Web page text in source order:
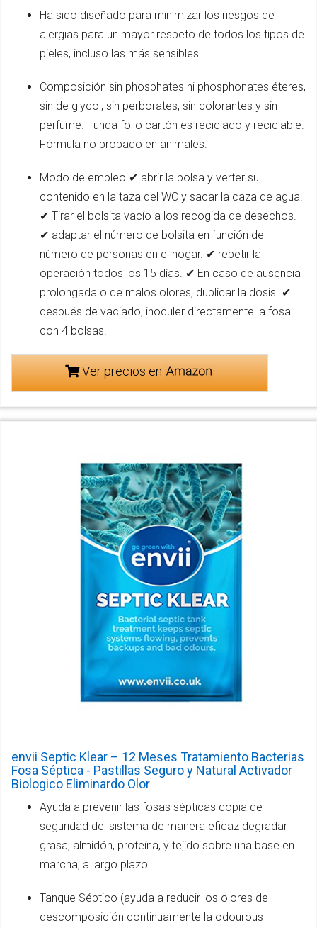
Ha sido diseñado para minimizar los riesgos de
alergias para un mayor respeto de todos los tipos de
pieles, incluso las más sensibles.
Composición sin phosphates ni phosphonates éteres,
sin de glycol, sin perborates, sin colorantes y sin
perfume. Funda folio cartón es reciclado y reciclable.
Fórmula no probado en animales.
Modo de empleo ✔ abrir la bolsa y verter su
contenido en la taza del WC y sacar la caza de agua.
✔ Tirar el bolsita vacío a los recogida de desechos.
✔ adaptar el número de bolsita en función del
número de personas en el hogar. ✔ repetir la
operación todos los 15 días. ✔ En caso de ausencia
prolongada o de malos olores, duplicar la dosis. ✔
después de vaciado, inoculer directamente la fosa
con 4 bolsas.
Ver precios en
envii Septic Klear – 12 Meses Tratamiento Bacterias
Fosa Séptica - Pastillas Seguro y Natural Activador
Biologico Eliminardo Olor
Ayuda a prevenir las fosas sépticas copia de
seguridad del sistema de manera eficaz degradar
grasa, almidón, proteína, y tejido sobre una base en
marcha, a largo plazo.
Tanque Séptico (ayuda a reducir los olores de
descomposición continuamente la odourous